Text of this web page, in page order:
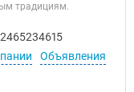
традициям.
Объявления